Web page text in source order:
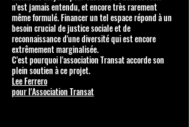
n'est jamais entendu, et encore très rarement
même formulé. Financer un tel espace répond à un
besoin crucial de justice sociale et de
reconnaissance d'une diversité qui est encore
extrêmement marginalisée.
C'est pourquoi l'association Transat accorde son
plein soutien à ce projet.
Lee Ferrero
pour l'Association Transat